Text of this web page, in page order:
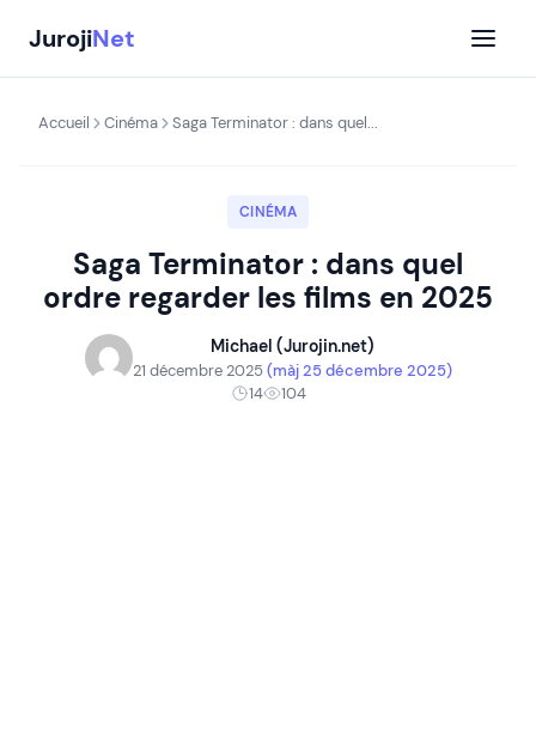
contenu
JurojiNet
Accueil Cinéma Saga Terminator : dans quel...
CINÉMA
Saga Terminator : dans quel
ordre regarder les films en 2025
Michael (Jurojin.net)
21 décembre 2025(màj 25 décembre 2025)
14
104